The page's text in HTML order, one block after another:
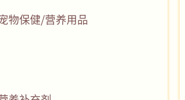
物保健/营养用品